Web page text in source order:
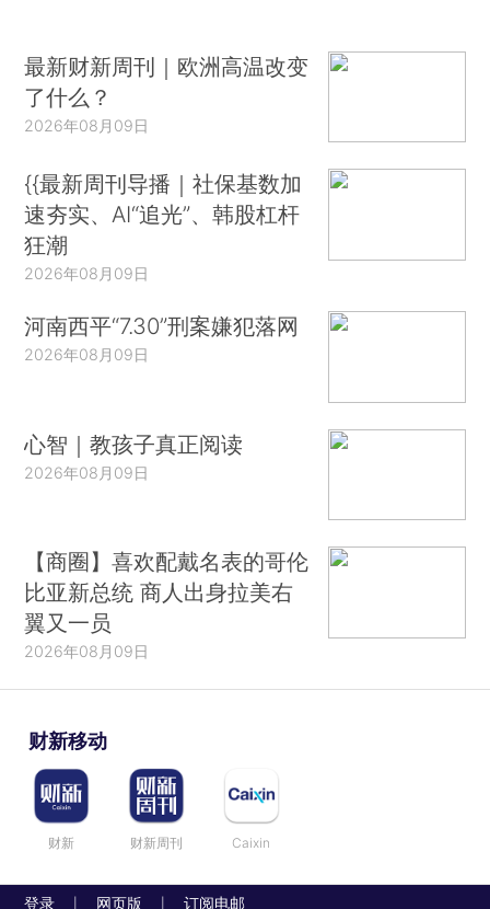
最新财新周刊｜欧洲高温改变
了什么？
2026年08月09日
{{最新周刊导播｜社保基数加
速夯实、AI“追光”、韩股杠杆
狂潮
2026年08月09日
河南西平“7.30”刑案嫌犯落网
2026年08月09日
心智｜教孩子真正阅读
2026年08月09日
【商圈】喜欢配戴名表的哥伦
比亚新总统 商人出身拉美右
翼又一员
2026年08月09日
财新移动
财新 财新周刊 Caixin
登录 网页版 订阅电邮